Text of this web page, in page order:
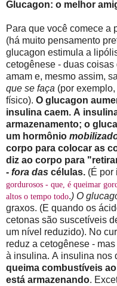
Glucagon: o melhor
Para que você comece a
(há muito pensamento
glucagon estimula a
cetogênese - duas
amam e, mesmo assim,
que se faça (por
físico). O glucagon
insulina caem. A
armazenamento; o
um hormônio
corpo para colocar as
diz ao corpo para
- fora das células. (É por
gordurosos - que, é queimar
altos o tempo todo.) O
graxos. (E quando os
cetonas são suscetíveis
um nível reduzido). No
reduz a cetogênese -
à insulina. A insulina nos
queima combustíveis
está armazenando.